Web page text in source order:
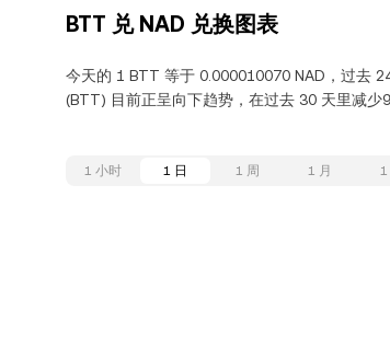
BTT 兑 NAD 兑换图表
今天的 1 BTT 等于 0.000010070 NAD，过去
(BTT) 目前正呈向下趋势，在过去 30 天里减少
1 小时 1 日 1 周 1 月 1